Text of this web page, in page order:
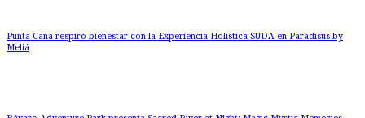
Punta Cana respiró bienestar con la Experiencia Holística SUDA en Paradisus by
Meliá